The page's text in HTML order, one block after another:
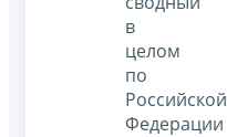
в
целом
по
Российской
Федерации